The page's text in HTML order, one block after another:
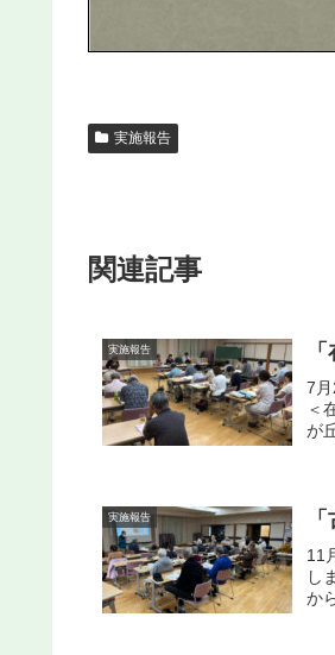
実施報告
関連記事
実施報告
7
＜
が
実施報告
11
し
か